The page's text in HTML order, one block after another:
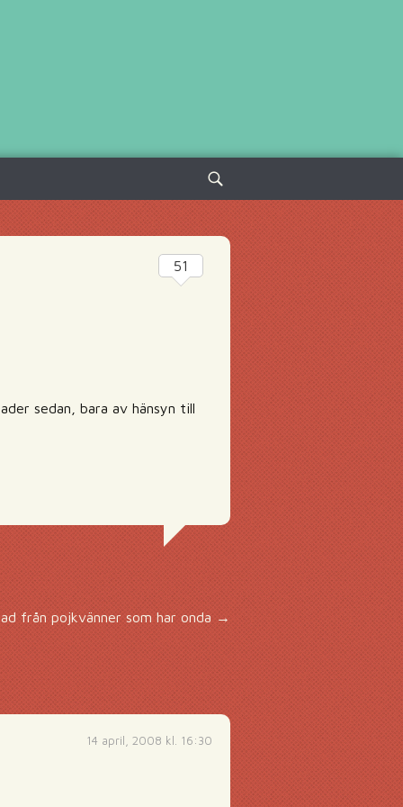
Sök
efter:
sedan, bara av hänsyn till
51
från pojkvänner som har onda→
14 april, 2008 kl. 16:30